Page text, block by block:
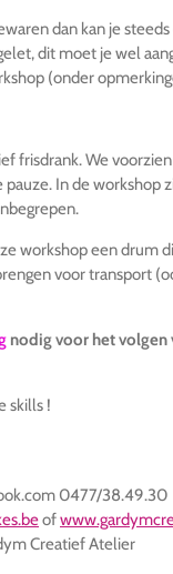
dan kan je
dit moet je wel
(onder
frisdrank. We
In de workshop
workshop een drum
voor transport
nodig voor het volgen
skills !
0477/38.49.30
of
Creatief Atelier